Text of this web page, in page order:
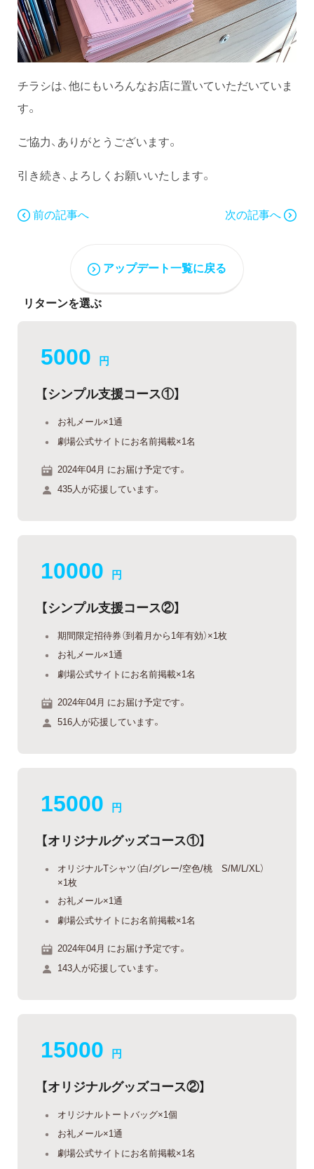
チラシは、他にもいろんなお店に置いていただいていま
す。
ご協力、ありがとうございます。
引き続き、よろしくお願いいたします。
前の記事へ 次の記事へ
アップデート一覧に戻る
リターンを選ぶ
5000 円
【シンプル支援コース①】
お礼メール×1通
劇場公式サイトにお名前掲載×1名
2024年04月 にお届け予定です。
435人が応援しています。
10000 円
【シンプル支援コース②】
期間限定招待券（到着月から1年有効）×1枚
お礼メール×1通
劇場公式サイトにお名前掲載×1名
2024年04月 にお届け予定です。
516人が応援しています。
15000 円
【オリジナルグッズコース①】
オリジナルTシャツ（白/グレー/空色/桃 S/M/L/XL）
×1枚
お礼メール×1通
劇場公式サイトにお名前掲載×1名
2024年04月 にお届け予定です。
143人が応援しています。
15000 円
【オリジナルグッズコース②】
オリジナルトートバッグ×1個
お礼メール×1通
劇場公式サイトにお名前掲載×1名